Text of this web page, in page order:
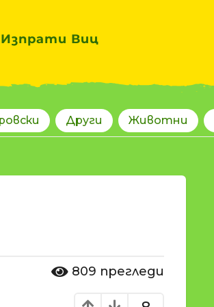
Изпрати Виц
Други Животни
809 прегледи